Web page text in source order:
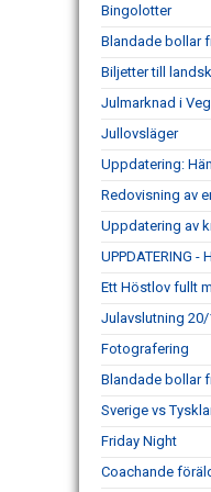
Bingolotter
Blandade bollar
Biljetter till
Julmarknad i
Jullovsläger
Uppdatering:
Redovisning av
Uppdatering av
UPPDATERING
Ett Höstlov fullt
Julavslutning 20/
Fotografering
Blandade bollar
Sverige vs
Friday Night
Coachande